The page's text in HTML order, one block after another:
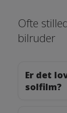
Ofte
bilruder
Er det
solfilm?